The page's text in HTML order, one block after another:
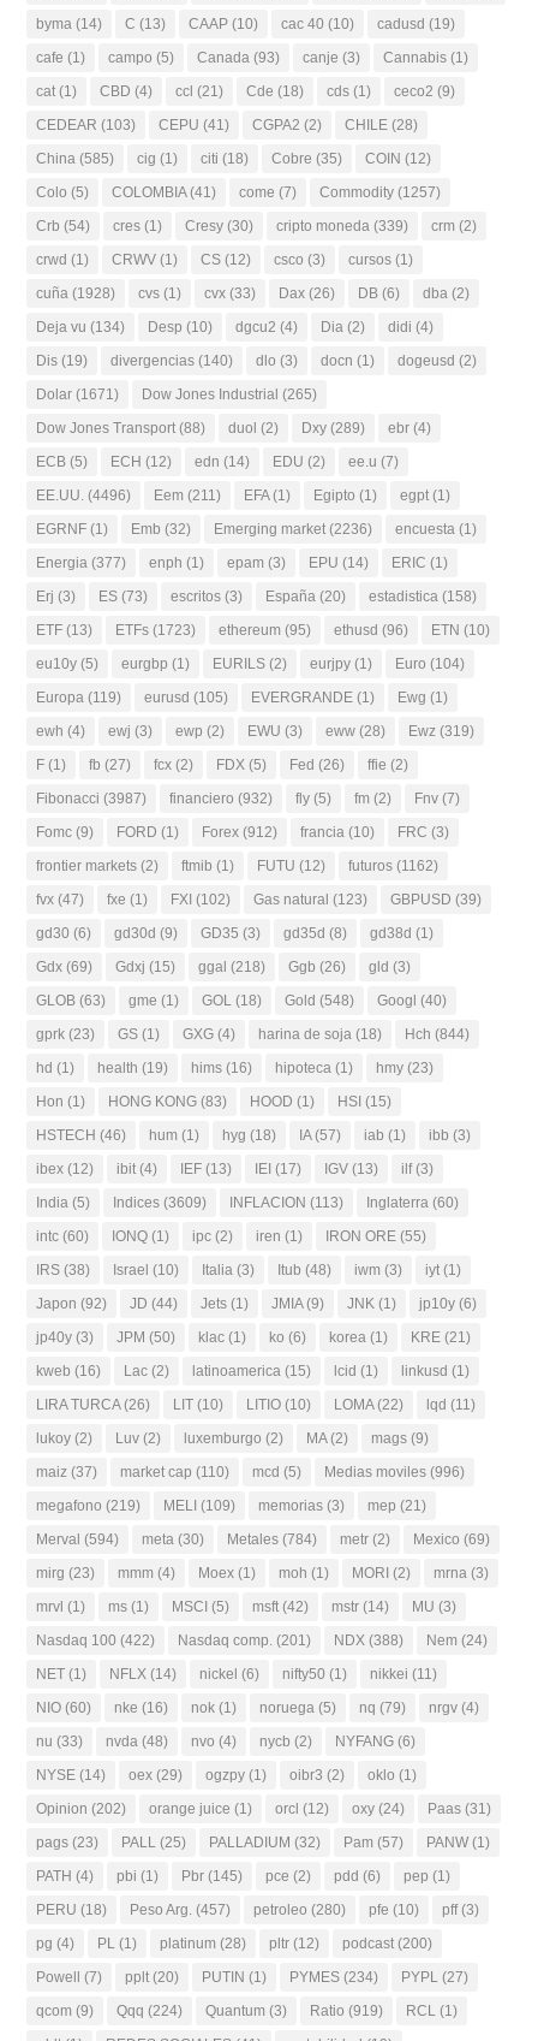
byma (14) C (13) CAAP (10) cac 40 (10) cadusd (19)
cafe (1) campo (5) Canada (93) canje (3) Cannabis (1)
cat (1) CBD (4) ccl (21) Cde (18) cds (1) ceco2 (9)
CEDEAR (103) CEPU (41) CGPA2 (2) CHILE (28)
China (585) cig (1) citi (18) Cobre (35) COIN (12)
Colo (5) COLOMBIA(41) come (7) Commodity (1257)
Crb (54) cres (1) Cresy (30) cripto moneda (339) crm (2)
crwd (1) CRWV (1) CS (12) csco (3) cursos (1)
cuña (1928) cvs (1) cvx (33) Dax (26) DB (6) dba (2)
Deja vu (134) Desp (10) dgcu2 (4) Dia (2) didi (4)
Dis (19) divergencias (140) dlo (3) docn (1) dogeusd (2)
Dolar (1671) Dow Jones Industrial (265)
Dow Jones Transport (88) duol (2) Dxy (289) ebr (4)
ECB (5) ECH (12) edn (14) EDU (2) ee.u (7)
EE.UU. (4496) Eem (211) EFA(1) Egipto (1) egpt (1)
EGRNF (1) Emb (32) Emerging market (2236) encuesta (1)
Energia (377) enph (1) epam (3) EPU (14) ERIC (1)
Erj (3) ES (73) escritos (3) España (20) estadistica (158)
ETF (13) ETFs (1723) ethereum (95) ethusd (96) ETN (10)
eu10y (5) eurgbp (1) EURILS (2) eurjpy (1) Euro (104)
Europa (119) eurusd (105) EVERGRANDE (1) Ewg (1)
ewh (4) ewj (3) ewp (2) EWU (3) eww (28) Ewz (319)
F (1) fb (27) fcx (2) FDX (5) Fed (26) ffie (2)
Fibonacci (3987) financiero (932) fly (5) fm (2) Fnv (7)
Fomc (9) FORD (1) Forex (912) francia (10) FRC (3)
frontier markets (2) ftmib (1) FUTU (12) futuros (1162)
fvx (47) fxe (1) FXI (102) Gas natural (123) GBPUSD (39)
gd30 (6) gd30d (9) GD35 (3) gd35d (8) gd38d (1)
Gdx (69) Gdxj (15) ggal (218) Ggb (26) gld (3)
GLOB (63) gme (1) GOL (18) Gold (548) Googl (40)
gprk (23) GS (1) GXG (4) harina de soja (18) Hch (844)
hd (1) health (19) hims (16) hipoteca (1) hmy (23)
Hon (1) HONG KONG (83) HOOD (1) HSI (15)
HSTECH (46) hum (1) hyg (18) IA(57) iab (1) ibb (3)
ibex (12) ibit (4) IEF (13) IEI (17) IGV (13) ilf(3)
India (5) Indices (3609) INFLACION (113) Inglaterra (60)
intc (60) IONQ (1) ipc (2) iren (1) IRON ORE (55)
IRS (38) Israel (10) Italia (3) Itub (48) iwm (3) iyt (1)
Japon (92) JD (44) Jets (1) JMIA(9) JNK (1) jp10y (6)
jp40y (3) JPM (50) klac (1) ko (6) korea (1) KRE (21)
kweb (16) Lac (2) latinoamerica (15) lcid (1) linkusd (1)
LIRA TURCA(26) LIT (10) LITIO (10) LOMA(22) lqd (11)
lukoy (2) Luv (2) luxemburgo (2) MA(2) mags (9)
maiz (37) market cap (110) mcd (5) Medias moviles (996)
megafono (219) MELI (109) memorias (3) mep (21)
Merval (594) meta (30) Metales (784) metr (2) Mexico (69)
mirg (23) mmm (4) Moex (1) moh (1) MORI (2) mrna (3)
mrvl (1) ms (1) MSCI (5) msft (42) mstr (14) MU (3)
Nasdaq 100 (422) Nasdaq comp. (201) NDX (388) Nem (24)
NET (1) NFLX (14) nickel (6) nifty50 (1) nikkei (11)
NIO (60) nke (16) nok (1) noruega (5) nq (79) nrgv (4)
nu (33) nvda (48) nvo (4) nycb (2) NYFANG (6)
NYSE (14) oex (29) ogzpy (1) oibr3 (2) oklo (1)
Opinion (202) orange juice (1) orcl (12) oxy (24) Paas (31)
pags (23) PALL (25) PALLADIUM (32) Pam (57) PANW (1)
PATH (4) pbi (1) Pbr (145) pce (2) pdd (6) pep (1)
PERU (18) Peso Arg. (457) petroleo (280) pfe (10) pff(3)
pg (4) PL (1) platinum (28) pltr (12) podcast (200)
Powell (7) pplt (20) PUTIN (1) PYMES (234) PYPL (27)
qcom (9) Qqq (224) Quantum (3) Ratio (919) RCL (1)